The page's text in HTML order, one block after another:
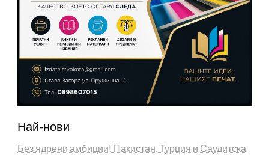
Най-нови
Без ядрени амбиции! Пакистан, Турция и Саудитска